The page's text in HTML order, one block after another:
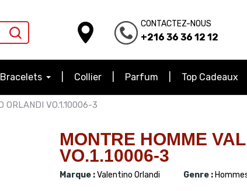
CONTACTEZ-NOUS
+216 36 36 12 12
Bracelets Collier Parfum Top Cadeaux
ORLANDI VO.1.10006-3
MONTRE HOMME
VO.1.10006-3
Marque :Valentino Orlandi Genre :